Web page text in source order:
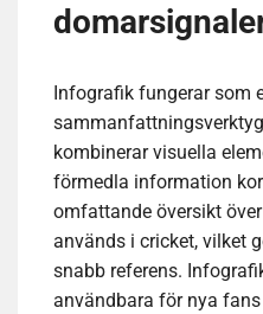
Infografik fungerar som
kombinerar visuella
förmedla information
omfattande översikt
används i cricket, vilket
snabb referens.
användbara för nya